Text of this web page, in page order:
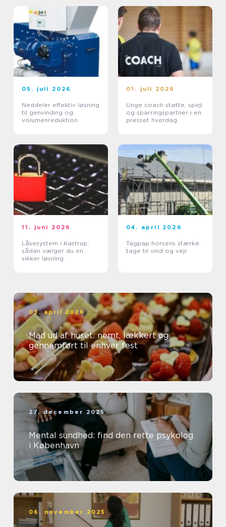
05. juli 2026
Neddeler effektiv løsning
til genvinding og
volumenreduktion
01. juli 2026
Unge coach støtte, spejl
og sparringspartner i en
presset hverdag
11. juni 2026
Låsesystem i Kastrup:
sådan vælger du en
sikker løsning
04. april 2026
Tagpap horsens stærke
tage til vind og vejr
03. april 2026
Mad ud af huset: nemt, lækkert og
gennemført til enhver fest
27. december 2025
Mental sundhed: find den rette psykolog
i København
06. november 2025